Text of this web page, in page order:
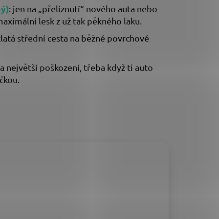
: jen na „přelíznutí“ nového auta nebo
lesk z už tak pěkného laku.
střední cesta na běžné povrchové
největší poškození, třeba když ti auto